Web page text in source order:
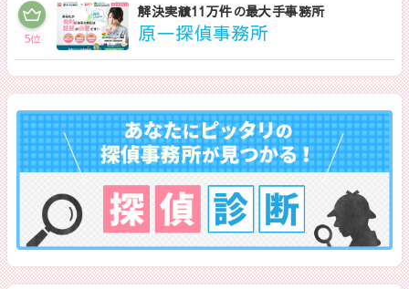
5位
解決実績11万件の最大手事務所
原一探偵事務所